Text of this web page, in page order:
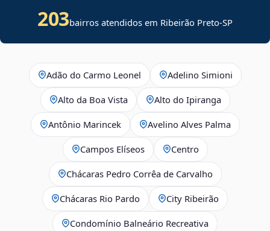
203bairros atendidos em Ribeirão Preto-SP
Adão do Carmo Leonel Adelino Simioni
Alto da Boa Vista Alto do Ipiranga
Antônio Marincek Avelino Alves Palma
Campos Elíseos Centro
Chácaras Pedro Corrêa de Carvalho
Chácaras Rio Pardo City Ribeirão
Condomínio Balneário Recreativa